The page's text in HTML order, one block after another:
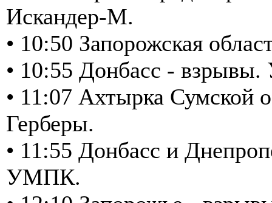
Искандер-М.
• 10:50 Запорожская
• 10:55 Донбасс -
• 11:07 Ахтырка Сумской
Герберы.
• 11:55 Донбасс и
УМПК.